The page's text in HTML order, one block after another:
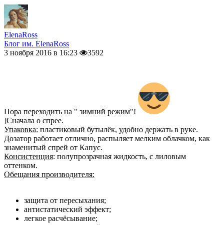
ElenaRoss
Блог им. ElenaRoss
3 ноября 2016 в 16:23
3592
Пора переходить на " зимний режим"!
]Сначала о спрее.
Упаковка: пластиковый бутылёк, удобно держать в руке.
Дозатор работает отлично, распыляет мелким облачком, как
знаменитый спрей от Капус.
Консистенция: полупрозрачная жидкость, с лиловым
оттенком.
Обещания производителя:
защита от пересыхания;
антистатический эффект;
легкое расчёсывание;